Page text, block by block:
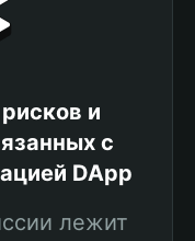
и
с
DApp
лежит